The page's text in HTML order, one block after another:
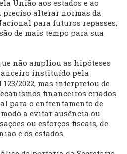
União aos estados e ao
preciso alterar normas da
para futuros repasses,
de mais tempo para sua
não ampliou as hipóteses
instituído pela
2022, mas interpretou de
financeiros criados
para o enfrentamento de
a evitar ausência ou
ou esforços fiscais, de
e os estados.